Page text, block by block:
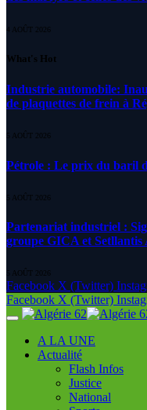
4 AOÛT 2026
What's Hot
Industrie automobile:
de plaquettes de frein à
5 AOÛT 2026
Pétrole : Le prix du baril
5 AOÛT 2026
Partenariat industriel :
groupe GICA et Setllantis
5 AOÛT 2026
Facebook X (Twitter)
Facebook X (Twitter)
A LA UNE
Actualité
Flash Infos
Justice
National